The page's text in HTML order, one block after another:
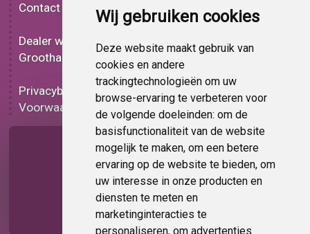
Wij gebruiken cookies
Deze website maakt gebruik van
cookies en andere
trackingtechnologieën om uw
browse-ervaring te verbeteren voor
de volgende doeleinden: om de
basisfunctionaliteit van de website
mogelijk te maken, om een betere
ervaring op de website te bieden, om
uw interesse in onze producten en
diensten te meten en
marketinginteracties te
personaliseren, om advertenties
Contact
Dealer worden
Groothandel
Privacybeleid
Voorwaarden
Effect keukenfolie
Bedrukt keukenfolie
Carbon keukenfolie
Lampen folie
Functionele folie
Keukenfolie korting
Op bestelling
Pagina delen